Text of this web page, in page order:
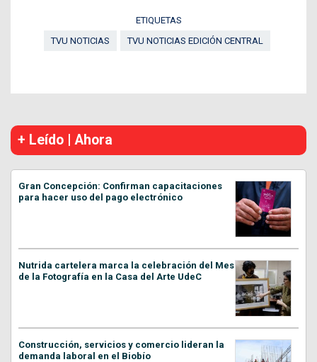
ETIQUETAS
TVU NOTICIAS
TVU NOTICIAS EDICIÓN CENTRAL
+ Leído | Ahora
Gran Concepción: Confirman capacitaciones
para hacer uso del pago electrónico
Nutrida cartelera marca la celebración del Mes
de la Fotografía en la Casa del Arte UdeC
Construcción, servicios y comercio lideran la
demanda laboral en el Biobío